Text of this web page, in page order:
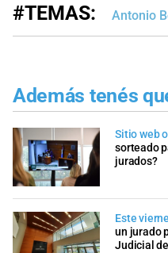
#TEMAS: Antonio
Además tenés
Sitio web
sorteado
jurados?
Este
un jurado
Judicial